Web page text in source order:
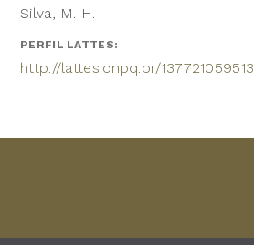
Silva, M. H.
PERFIL LATTES:
http://lattes.cnpq.br/